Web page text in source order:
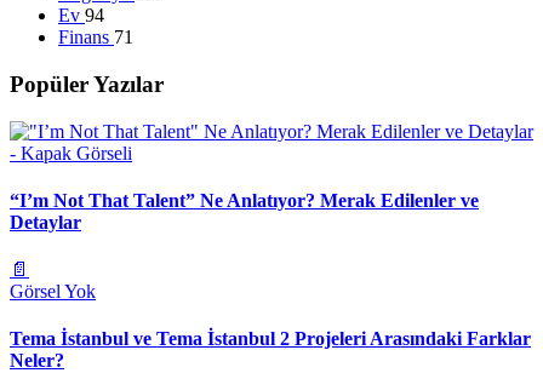
Ev 94
Finans 71
Popüler Yazılar
“I’m Not That Talent” Ne Anlatıyor? Merak Edilenler ve
Detaylar
📄
Görsel Yok
Tema İstanbul ve Tema İstanbul 2 Projeleri Arasındaki Farklar
Neler?